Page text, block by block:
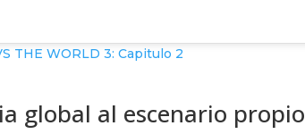
THE WORLD 3: Capitulo 2
global al escenario propio